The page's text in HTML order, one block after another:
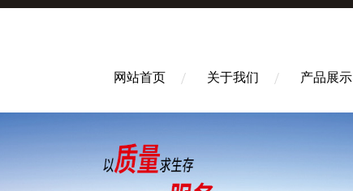
网站首页 关于我们 产品展示